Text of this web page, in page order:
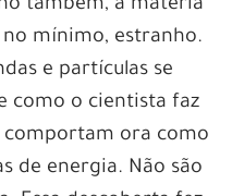
também, a matéria
mínimo, estranho.
e partículas se
como o cientista faz
comportam ora como
de energia. Não são